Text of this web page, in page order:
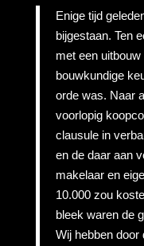
Enige tijd
bijgestaan. Ten
met een
bouwkundige
orde was. Naar
voorlopig
clausule in
en de daar aan
makelaar en
10.000 zou
bleek waren de
Wij hebben door